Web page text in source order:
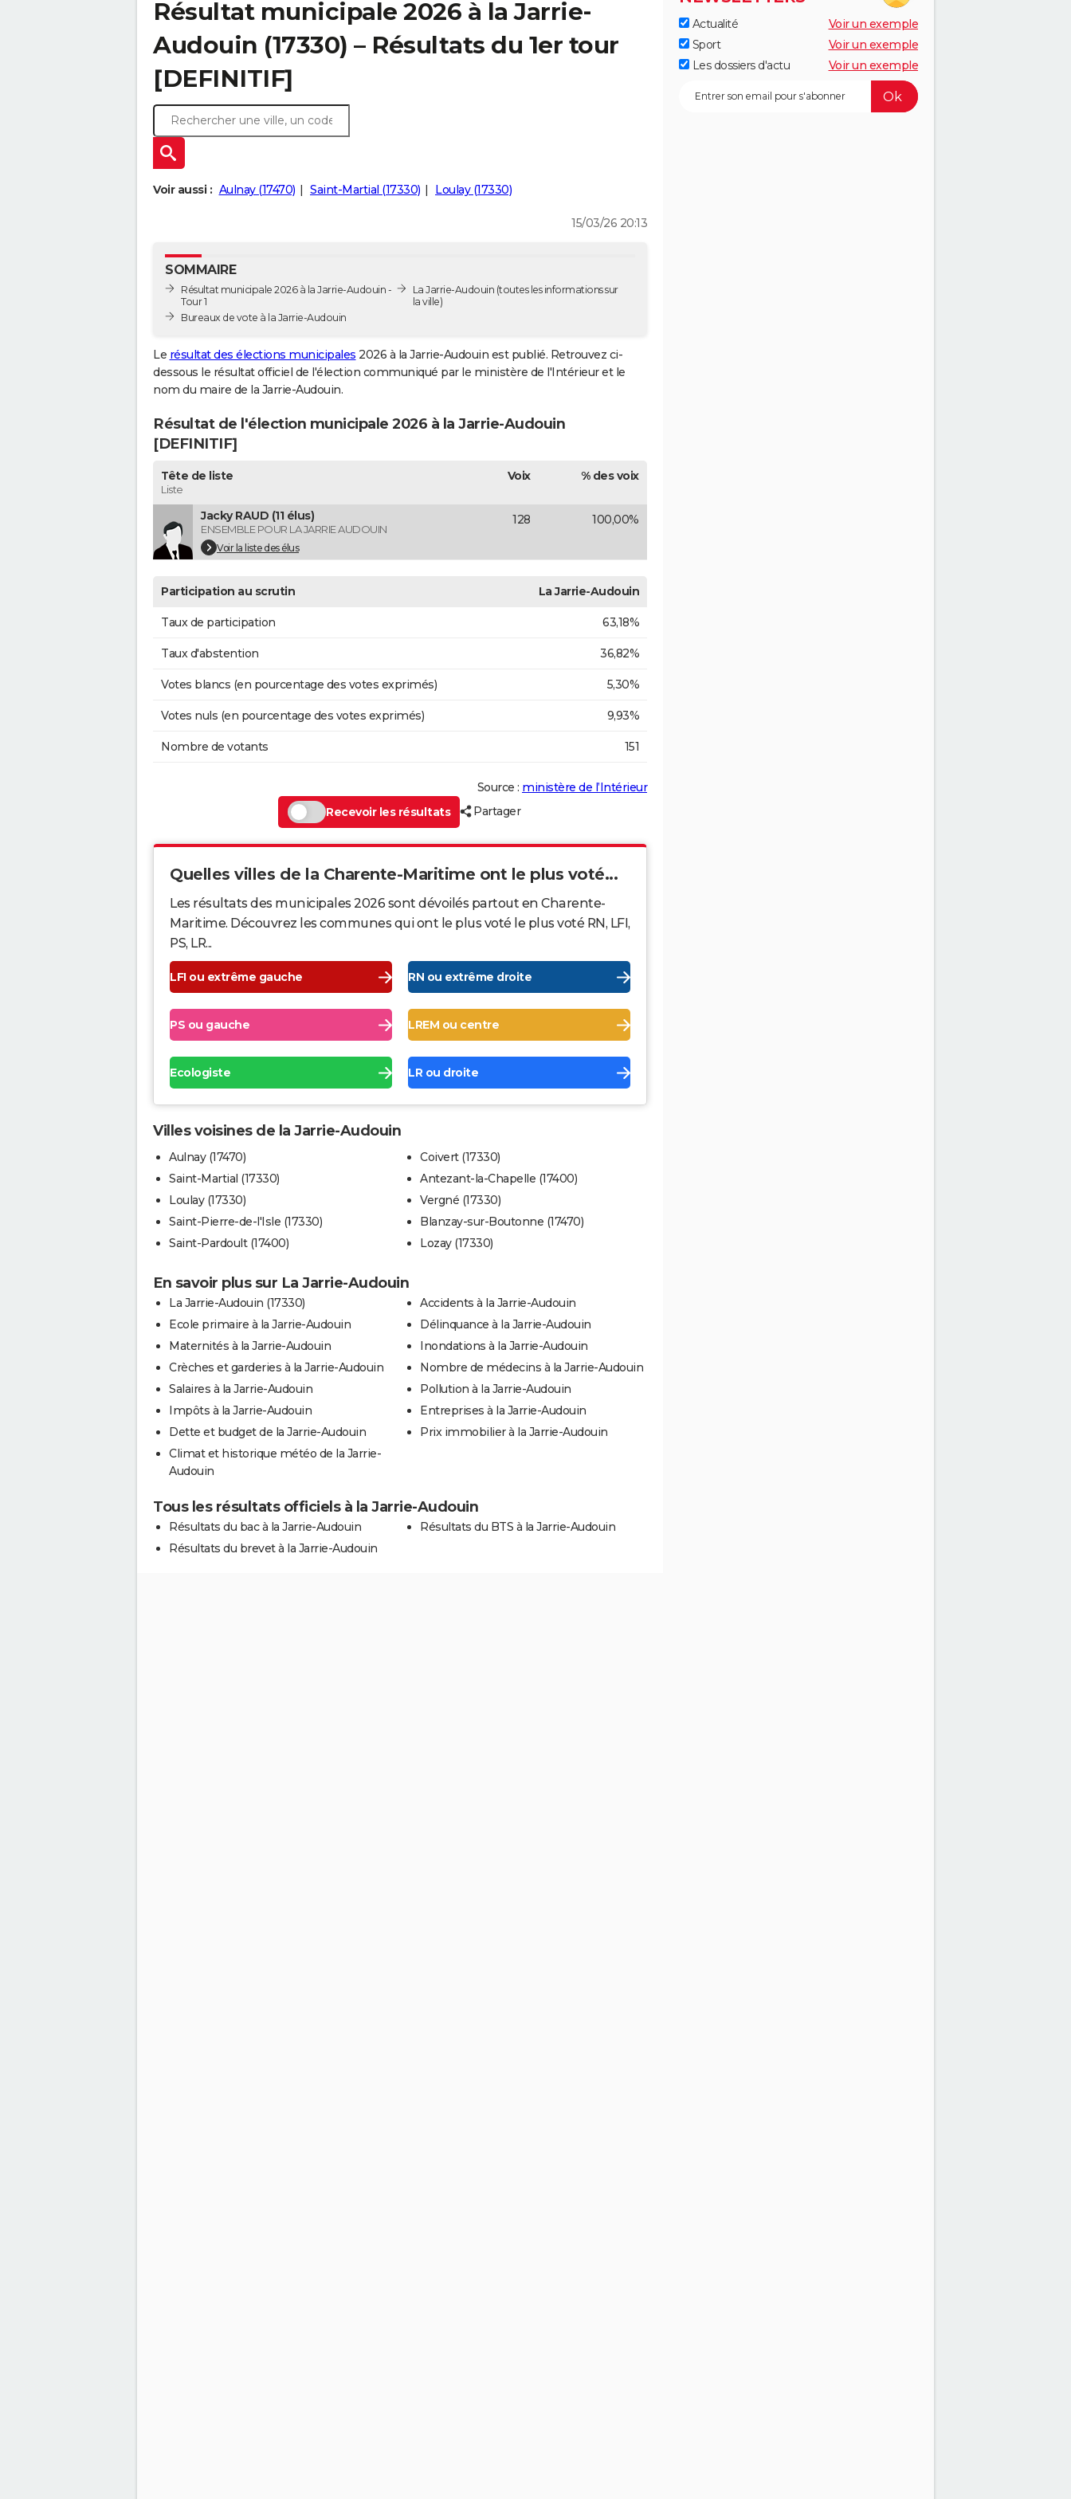
Résultat municipale 2026 à la Jarrie-
Audouin (17330) – Résultats du 1er tour
[DEFINITIF]
Voir aussi : Aulnay (17470) Saint-Martial (17330) Loulay (17330)
15/03/26 20:13
SOMMAIRE
Résultat municipale 2026 à la Jarrie-Audouin -
Tour 1
Bureaux de vote à la Jarrie-Audouin
La Jarrie-Audouin (toutes les informations sur
la ville)
Le résultat des élections municipales 2026 à la Jarrie-Audouin est publié. Retrouvez ci-
dessous le résultat officiel de l'élection communiqué par le ministère de l'Intérieur et le
nom du maire de la Jarrie-Audouin.
Résultat de l'élection municipale 2026 à la Jarrie-Audouin
[DEFINITIF]
Tête de liste
Liste
Voix % des voix
Jacky RAUD (11 élus)
ENSEMBLE POUR LA JARRIE AUDOUIN
Voir la liste des élus
128 100,00%
Participation au scrutin La Jarrie-Audouin
Taux de participation 63,18%
Taux d'abstention 36,82%
Votes blancs (en pourcentage des votes exprimés) 5,30%
Votes nuls (en pourcentage des votes exprimés) 9,93%
Nombre de votants 151
Source : ministère de l’Intérieur
Recevoir les résultats
Partager
Quelles villes de la Charente-Maritime ont le plus voté...
Les résultats des municipales 2026 sont dévoilés partout en Charente-
Maritime. Découvrez les communes qui ont le plus voté le plus voté RN, LFI,
PS, LR...
LFI ou extrême gauche RN ou extrême droite
PS ou gauche LREM ou centre
Ecologiste LR ou droite
Villes voisines de la Jarrie-Audouin
Aulnay (17470)
Saint-Martial (17330)
Loulay (17330)
Saint-Pierre-de-l'Isle (17330)
Saint-Pardoult (17400)
Coivert (17330)
Antezant-la-Chapelle (17400)
Vergné (17330)
Blanzay-sur-Boutonne (17470)
Lozay (17330)
En savoir plus sur La Jarrie-Audouin
La Jarrie-Audouin (17330)
Ecole primaire à la Jarrie-Audouin
Maternités à la Jarrie-Audouin
Crèches et garderies à la Jarrie-Audouin
Salaires à la Jarrie-Audouin
Impôts à la Jarrie-Audouin
Dette et budget de la Jarrie-Audouin
Climat et historique météo de la Jarrie-
Audouin
Accidents à la Jarrie-Audouin
Délinquance à la Jarrie-Audouin
Inondations à la Jarrie-Audouin
Nombre de médecins à la Jarrie-Audouin
Pollution à la Jarrie-Audouin
Entreprises à la Jarrie-Audouin
Prix immobilier à la Jarrie-Audouin
Tous les résultats officiels à la Jarrie-Audouin
Résultats du bac à la Jarrie-Audouin
Résultats du brevet à la Jarrie-Audouin
Résultats du BTS à la Jarrie-Audouin
Actualité
Voir un exemple
Sport
Voir un exemple
Les dossiers d'actu
Voir un exemple